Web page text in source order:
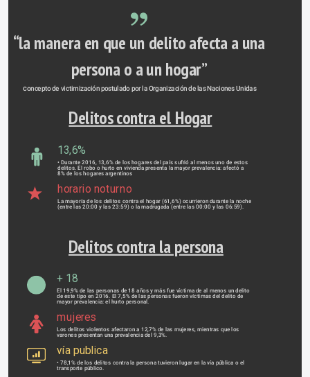
“la manera en que un delito afecta a una
persona o a un hogar”
concepto de victimización postulado por la Organización de las Naciones Unidas
Delitos contra el Hogar
13,6%
• Durante 2016, 13,6% de los hogares del país sufrió al menos uno de estos
delitos. El robo o hurto en vivienda presenta la mayor prevalencia: afectó a
8% de los hogares argentinos
horario noturno
La mayoría de los delitos contra el hogar (61,6%) ocurrieron durante la noche
(entre las 20:00 y las 23:59) o la madrugada (entre las 00:00 y las 06:59).
Delitos contra la persona
+ 18
El 19,9% de las personas de 18 años y más fue víctima de al menos un delito
de este tipo en 2016. El 7,5% de las personas fueron víctimas del delito de
mayor prevalencia: el hurto personal.
mujeres
Los delitos violentos afectaron a 12,7% de las mujeres, mientras que los
varones presentan una prevalencia del 9,3%.
vía publica
• 78,1% de los delitos contra la persona tuvieron lugar en la vía pública o el
transporte público.